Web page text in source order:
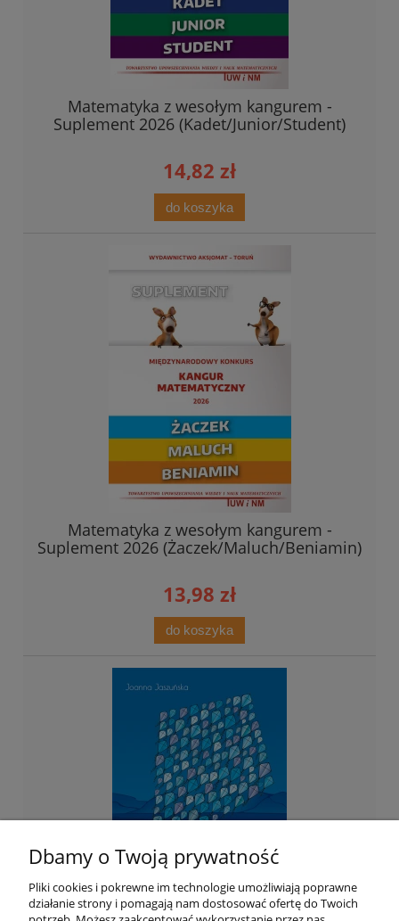
Matematyka z wesołym kangurem -
Suplement 2026 (Kadet/Junior/Student)
14,82 zł
do koszyka
Matematyka z wesołym kangurem -
Suplement 2026 (Żaczek/Maluch/Beniamin)
13,98 zł
do koszyka
Dbamy o Twoją prywatność
Pliki cookies i pokrewne im technologie umożliwiają poprawne
działanie strony i pomagają nam dostosować ofertę do Twoich